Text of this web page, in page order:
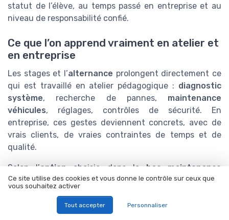
statut de l’élève, au temps passé en entreprise et au
niveau de responsabilité confié.
Ce que l’on apprend vraiment en atelier et
en entreprise
Les stages et l’alternance prolongent directement ce
qui est travaillé en atelier pédagogique : diagnostic
système, recherche de pannes, maintenance
véhicules, réglages, contrôles de sécurité. En
entreprise, ces gestes deviennent concrets, avec de
vrais clients, de vraies contraintes de temps et de
qualité.
Selon l’optionchoisie dans lebac maintenance
véhicules(par exempleoption voitures,véhicules
), l’élève intervient sur :
Ce site utilise des cookies et vous donne le contrôle sur ceux que
vous souhaitez activer
Tout accepter Personnaliser